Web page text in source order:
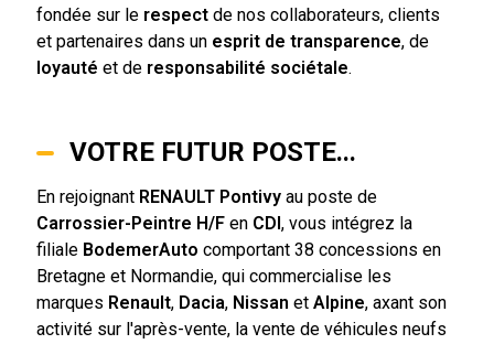
fondée sur le respect de nos collaborateurs, clients
et partenaires dans unesprit de transparence, de
loyauté et de responsabilité sociétale.
VOTRE FUTUR POSTE...
En rejoignantRENAULT Pontivyau poste de
Carrossier-Peintre H/FenCDI, vous intégrez la
filialeBodemerAuto comportant 38 concessions en
Bretagne et Normandie, qui commercialise les
marques Renault, Dacia, Nissan et Alpine, axant son
activité sur l'après-vente, la vente de véhicules neufs